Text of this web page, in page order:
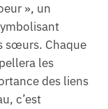
», un
sœurs. Chaque
les
des liens
c’est